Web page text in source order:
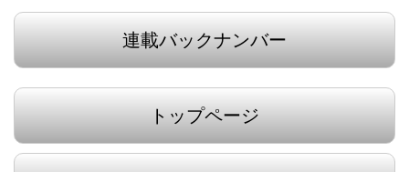
連載バックナンバー
トップページ